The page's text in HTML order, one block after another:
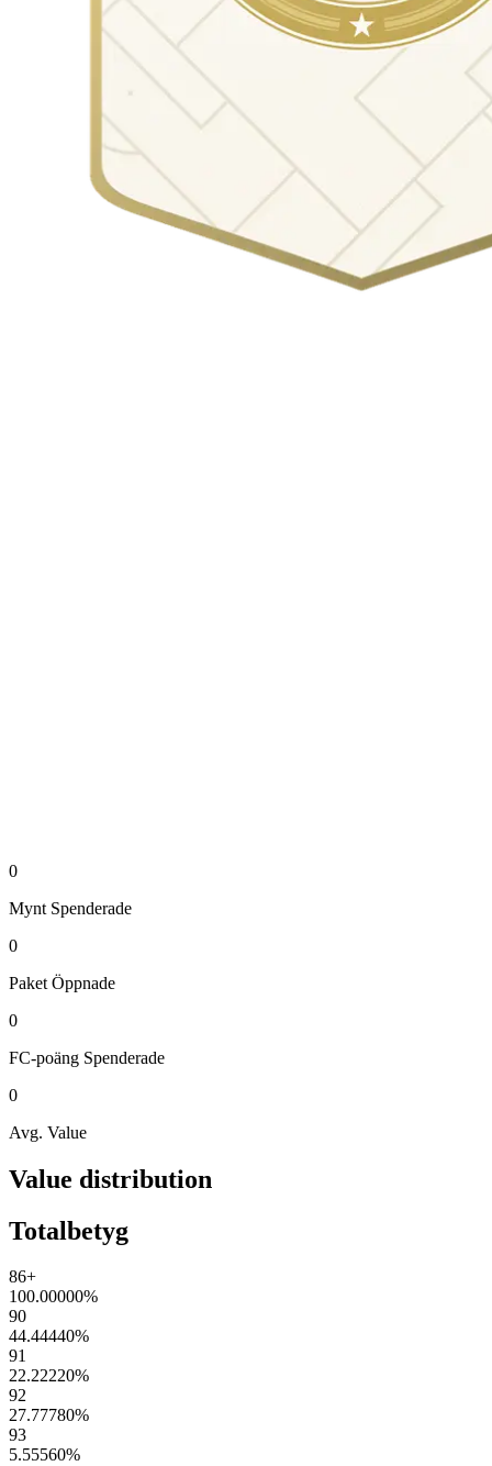
0
Mynt Spenderade
0
Paket Öppnade
0
FC-poäng Spenderade
0
Avg. Value
Value distribution
Totalbetyg
86+
100.00000%
90
44.44440%
91
22.22220%
92
27.77780%
93
5.55560%